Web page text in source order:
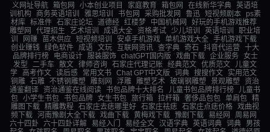
义网址导航 箱包网 小本创业项目 家庭教育 箱包网 在线新华字典 英语培
训机构
商务英语培训 雅思培训 书包网 采购批发网 鲁迅 短视频剧本
ps素
材库
标准件 石家庄论坛 道德经 红楼梦 中国机械网
好玩的手机游戏推荐
雕塑网
代理招生 艺术培训 成语大全 资格考试 少儿培训 英语培训
职业培
训
网赚 苗木供应 短视频培训 安卓手机游戏 单机游戏大全
手机游戏下载
创业赚钱
绿色软件 成语 文玩 互联网资讯 查字典 奇石 抖音代运营 十大
品牌排行榜
电商设计 服装服饰 chatGPT国内版 戏曲下载 企业服务
女士
发型
二手车 散文 律师咨询 石家庄代理记账 经典范文 优质范文
儿童文
学 高考作文 读后感 常用文书 Chat GPT中文版 词典 搜搜作文
实用范文
铜雕 石雕 不锈钢雕塑 雕刻网 浮雕 雕塑艺术 玻璃钢雕塑 景观雕塑
资治
通鉴翻译
资治通鉴在线阅读 书包品牌十大排名 儿童书包品牌排行榜
儿童书
包 小学生书包 书包品牌 女生书包 旅行箱 拉杆箱 奢侈品包包 单肩包 精
雕图下载 精雕教程 石家庄去痣哪里好 石家庄祛痣 石家庄点痣价格 戏曲视
频下载
河南豫剧大全下载 戏曲下载 黄梅戏下载 豫剧下载 易经网
周易网
六十四卦
六十四卦详解 易经入门 易经全文 汉语字典 英语词典 词典
男孩